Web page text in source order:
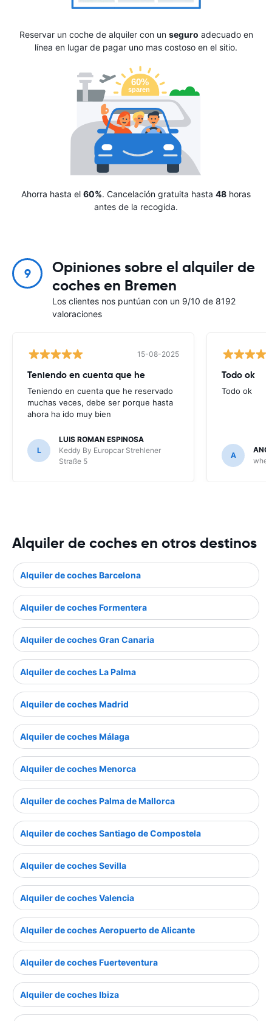
Reservar un coche de alquiler con un seguro adecuado en
línea en lugar de pagar uno mas costoso en el sitio.
Ahorra hasta el 60%. Cancelación gratuita hasta 48 horas
antes de la recogida.
9
Opiniones sobre el alquiler de
coches en Bremen
Los clientes nos puntúan con un 9/10 de 8192
valoraciones
15-08-2025
Teniendo en cuenta que he
Teniendo en cuenta que he reservado
muchas veces, debe ser porque hasta
ahora ha ido muy bien
L
LUIS ROMAN ESPINOSA
Keddy By Europcar Strehlener
Straße 5
Todo ok
Todo ok
A
Alquiler de coches en otros destinos
Alquiler de coches Barcelona
Alquiler de coches Formentera
Alquiler de coches Gran Canaria
Alquiler de coches La Palma
Alquiler de coches Madrid
Alquiler de coches Málaga
Alquiler de coches Menorca
Alquiler de coches Palma de Mallorca
Alquiler de coches Santiago de Compostela
Alquiler de coches Sevilla
Alquiler de coches Valencia
Alquiler de coches Aeropuerto de Alicante
Alquiler de coches Fuerteventura
Alquiler de coches Ibiza